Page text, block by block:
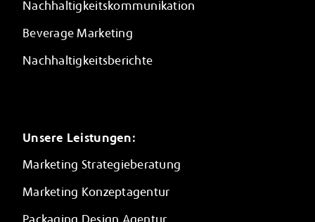
Nachhaltigkeitskommunikation
Beverage Marketing
Nachhaltigkeitsberichte
Unsere Leistungen:
Marketing Strategieberatung
Marketing Konzeptagentur